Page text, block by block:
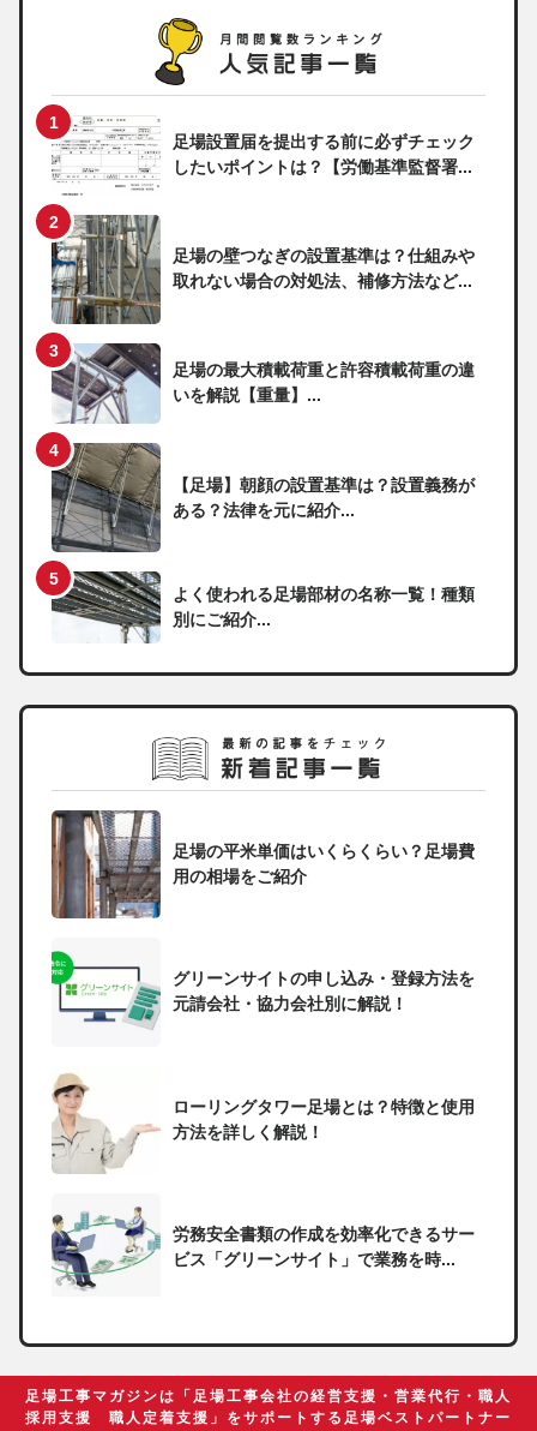
足場設置届を提出する前に必ずチェック
したいポイントは？【労働基準監督署...
足場の壁つなぎの設置基準は？仕組みや
取れない場合の対処法、補修方法など...
足場の最大積載荷重と許容積載荷重の違
いを解説【重量】...
【足場】朝顔の設置基準は？設置義務が
ある？法律を元に紹介...
よく使われる足場部材の名称一覧！種類
別にご紹介...
足場の平米単価はいくらくらい？足場費
用の相場をご紹介
グリーンサイトの申し込み・登録方法を
元請会社・協力会社別に解説！
ローリングタワー足場とは？特徴と使用
方法を詳しく解説！
労務安全書類の作成を効率化できるサー
ビス「グリーンサイト」で業務を時...
届いたらどうしたらいい？
足場工事マガジンは「足場工事会社の経営支援・営業代行・職人
採用支援 職人定着支援」をサポートする足場ベストパートナー